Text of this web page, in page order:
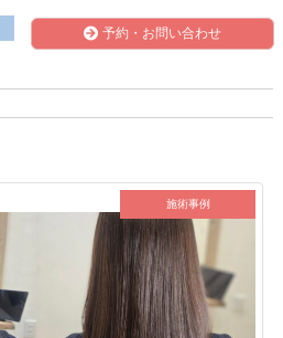
予約・お問い合わせ
施術事例